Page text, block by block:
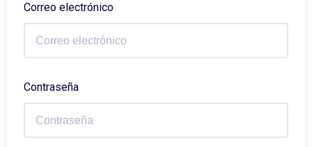
Correo electrónico
Contraseña